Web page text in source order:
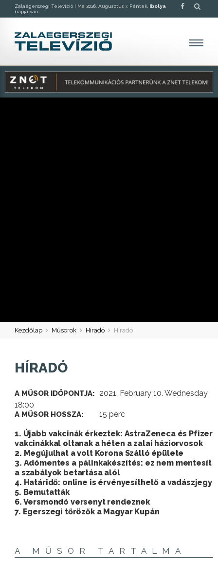
Zalaegerszegi Televízió | Ma 2026. Augusztus 7. Péntek, Ibolya
napja van.
Kezdőlap Műsorok Híradó Híradó
HÍRADÓ
A MŰSOR IDŐPONTJA:
2021. February 10. Wednesday
18:00
A MŰSOR HOSSZA: 15 perc
1. Újabb vakcinák érkeztek: AstraZeneca és Pfizer
vakcinákkal oltanak a héten a zalai háziorvosok
2. Megújulhat a volt Korona Szálló épülete
3. Adómentes a pálinkakészítés: ez nem mentesít
a szabályok betartása alól
4. Határidő: online is érvényesíthető a vadászjegy
5. Bemutatták
6. Versmondó versenyt rendeznek
7. Egerszegi tőrözők a Magyar Kupán
A MŰSOR TARTALMA